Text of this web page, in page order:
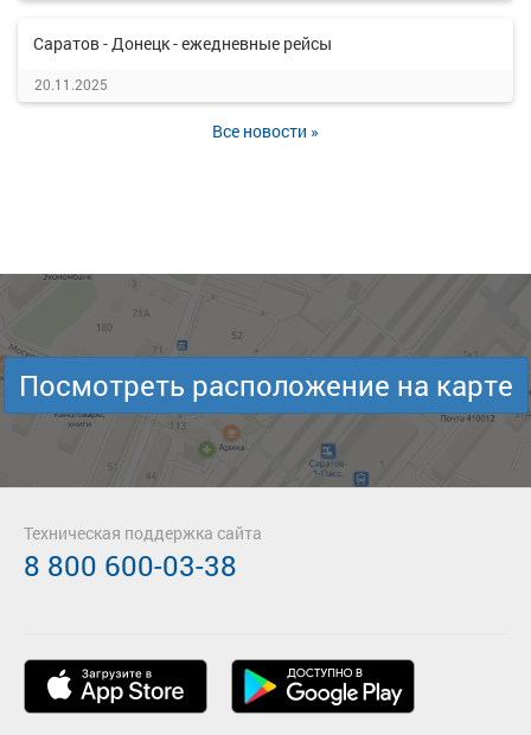
Саратов - Донецк - ежедневные рейсы
20.11.2025
Все новости »
Посмотреть расположение на карте
Техническая поддержка сайта
8 800 600-03-38